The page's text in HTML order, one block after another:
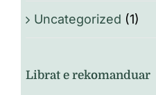
Uncategorized (1)
Librat e rekomanduar